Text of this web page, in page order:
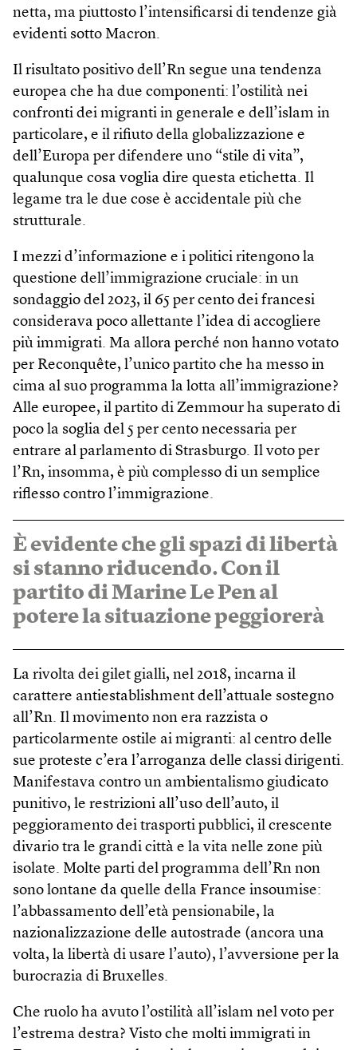
netta, ma piuttosto l’intensificarsi di tendenze già
evidenti sotto Macron.
Il risultato positivo dell’Rn segue una tendenza
europea che ha due componenti: l’ostilità nei
confronti dei migranti in generale e dell’islam in
particolare, e il rifiuto della globalizzazione e
dell’Europa per difendere uno “stile di vita”,
qualunque cosa voglia dire questa etichetta. Il
legame tra le due cose è accidentale più che
strutturale.
I mezzi d’informazione e i politici ritengono la
questione dell’immigrazione cruciale: in un
sondaggio del 2023, il 65 per cento dei francesi
considerava poco allettante l’idea di accogliere
più immigrati. Ma allora perché non hanno votato
per Reconquête, l’unico partito che ha messo in
cima al suo programma la lotta all’immigrazione?
Alle europee, il partito di Zemmour ha superato di
poco la soglia del 5 per cento necessaria per
entrare al parlamento di Strasburgo. Il voto per
l’Rn, insomma, è più complesso di un semplice
riflesso contro l’immigrazione.
È evidente che gli spazi di libertà
si stanno riducendo. Con il
partito di Marine Le Pen al
potere la situazione peggiorerà
La rivolta dei gilet gialli, nel 2018, incarna il
carattere antiestablishment dell’attuale sostegno
all’Rn. Il movimento non era razzista o
particolarmente ostile ai migranti: al centro delle
sue proteste c’era l’arroganza delle classi dirigenti.
Manifestava contro un ambientalismo giudicato
punitivo, le restrizioni all’uso dell’auto, il
peggioramento dei trasporti pubblici, il crescente
divario tra le grandi città e la vita nelle zone più
isolate. Molte parti del programma dell’Rn non
sono lontane da quelle della France insoumise:
l’abbassamento dell’età pensionabile, la
nazionalizzazione delle autostrade (ancora una
volta, la libertà di usare l’auto), l’avversione per la
burocrazia di Bruxelles.
Che ruolo ha avuto l’ostilità all’islam nel voto per
l’estrema destra? Visto che molti immigrati in